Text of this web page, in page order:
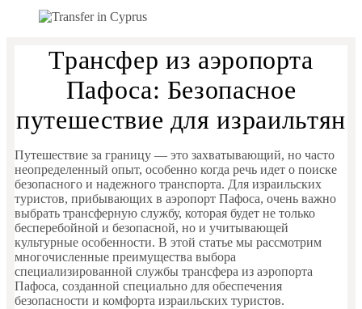
Трансфер из аэропорта
Пафоса: Безопасное
путешествие для израильтян
Путешествие за границу — это захватывающий, но часто
неопределенный опыт, особенно когда речь идет о поиске
безопасного и надежного транспорта. Для израильских
туристов, прибывающих в аэропорт Пафоса, очень важно
выбрать трансферную службу, которая будет не только
бесперебойной и безопасной, но и учитывающей
культурные особенности. В этой статье мы рассмотрим
многочисленные преимущества выбора
специализированной службы трансфера из аэропорта
Пафоса, созданной специально для обеспечения
безопасности и комфорта израильских туристов.